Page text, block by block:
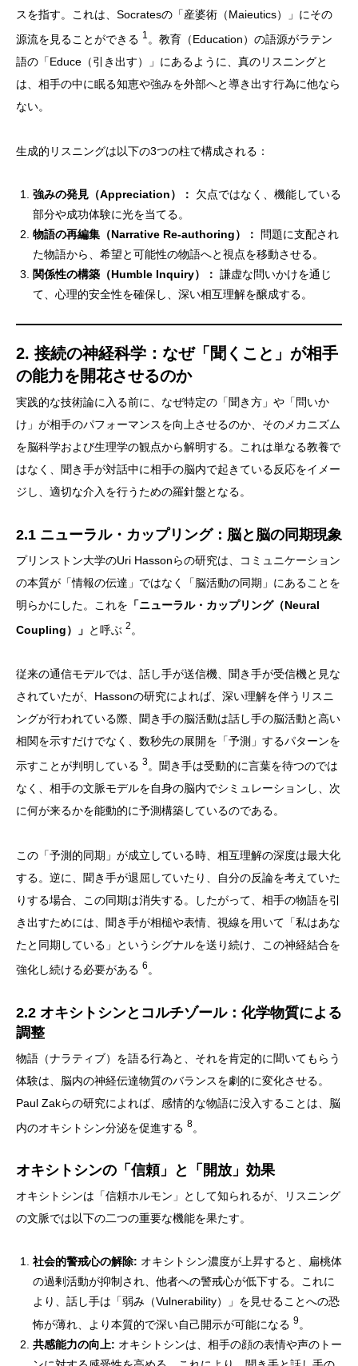
スを指す。これは、Socratesの「産婆術（Maieutics）」にその
源流を見ることができる 1 。教育（Education）の語源がラテン
語の「Educe（引き出す）」にあるように、真のリスニングと
は、相手の中に眠る知恵や強みを外部へと導き出す行為に他なら
ない。
生成的リスニングは以下の3つの柱で構成される：
強みの発見（Appreciation）：
欠点ではなく、機能している
部分や成功体験に光を当てる。
物語の再編集（Narrative Re-authoring）：
問題に支配され
た物語から、希望と可能性の物語へと視点を移動させる。
関係性の構築（Humble Inquiry）： 謙虚な問いかけを通じ
て、心理的安全性を確保し、深い相互理解を醸成する。
2. 接続の神経科学：なぜ「聞くこと」が相手
の能力を開花させるのか
実践的な技術論に入る前に、なぜ特定の「聞き方」や「問いか
け」が相手のパフォーマンスを向上させるのか、そのメカニズム
を脳科学および生理学の観点から解明する。これは単なる教養で
はなく、聞き手が対話中に相手の脳内で起きている反応をイメー
ジし、適切な介入を行うための羅針盤となる。
2.1 ニューラル・カップリング：脳と脳の同期現象
プリンストン大学のUri Hassonらの研究は、コミュニケーション
の本質が「情報の伝達」ではなく「脳活動の同期」にあることを
明らかにした。これを 「ニューラル・カップリング（Neural
Coupling）」 と呼ぶ 2 。
従来の通信モデルでは、話し手が送信機、聞き手が受信機と見な
されていたが、Hassonの研究によれば、深い理解を伴うリスニ
ングが行われている際、聞き手の脳活動は話し手の脳活動と高い
相関を示すだけでなく、数秒先の展開を「予測」するパターンを
示すことが判明している 3。聞き手は受動的に言葉を待つのでは
なく、相手の文脈モデルを自身の脳内でシミュレーションし、次
に何が来るかを能動的に予測構築しているのである。
この「予測的同期」が成立している時、相互理解の深度は最大化
する。逆に、聞き手が退屈していたり、自分の反論を考えていた
りする場合、この同期は消失する。したがって、相手の物語を引
き出すためには、聞き手が相槌や表情、視線を用いて「私はあな
たと同期している」というシグナルを送り続け、この神経結合を
強化し続ける必要がある 6 。
2.2 オキシトシンとコルチゾール：化学物質による
調整
物語（ナラティブ）を語る行為と、それを肯定的に聞いてもらう
体験は、脳内の神経伝達物質のバランスを劇的に変化させる。
Paul Zakらの研究によれば、感情的な物語に没入することは、脳
内のオキシトシン分泌を促進する 8。
オキシトシンの「信頼」と「開放」効果
オキシトシンは「信頼ホルモン」として知られるが、リスニング
の文脈では以下の二つの重要な機能を果たす。
社会的警戒心の解除: オキシトシン濃度が上昇すると、扁桃体
の過剰活動が抑制され、他者への警戒心が低下する。これに
より、話し手は「弱み（Vulnerability）」を見せることへの恐
怖が薄れ、より本質的で深い自己開示が可能になる 9。
共感能力の向上: オキシトシンは、相手の顔の表情や声のトー